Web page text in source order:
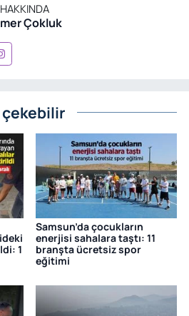
Çokluk
çekebilir
1
Samsun’da çocukların
enerjisi sahalara taştı: 11
branşta ücretsiz spor
eğitimi